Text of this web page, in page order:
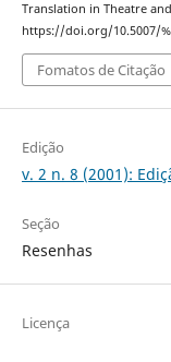
Translation in Theatre
https://doi.org/10.5007/
Fomatos de Citação
Edição
v. 2 n. 8 (2001):
Seção
Resenhas
Licença